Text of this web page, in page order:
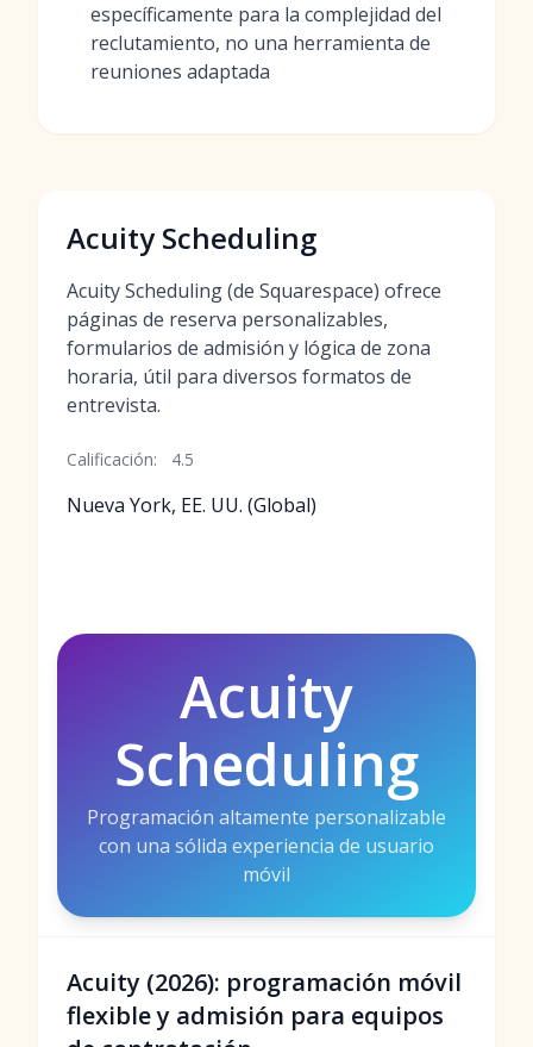
específicamente para la complejidad del
reclutamiento, no una herramienta de
reuniones adaptada
Acuity Scheduling
Acuity Scheduling (de Squarespace) ofrece
páginas de reserva personalizables,
formularios de admisión y lógica de zona
horaria, útil para diversos formatos de
entrevista.
Calificación: 4.5
Nueva York, EE. UU. (Global)
Acuity
Scheduling
Programación altamente personalizable
con una sólida experiencia de usuario
móvil
Acuity (2026): programación móvil
flexible y admisión para equipos